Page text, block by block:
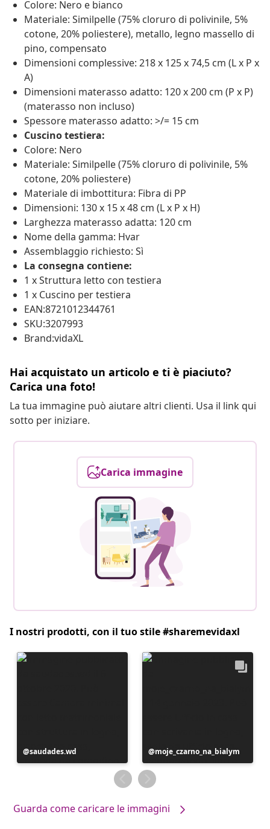
Colore: Nero e bianco
Materiale: Similpelle (75% cloruro di polivinile, 5%
cotone, 20% poliestere), metallo, legno massello di
pino, compensato
Dimensioni complessive: 218 x 125 x 74,5 cm (L x P x
A)
Dimensioni materasso adatto: 120 x 200 cm (P x P)
(materasso non incluso)
Spessore materasso adatto: >/= 15 cm
Cuscino testiera:
Colore: Nero
Materiale: Similpelle (75% cloruro di polivinile, 5%
cotone, 20% poliestere)
Materiale di imbottitura: Fibra di PP
Dimensioni: 130 x 15 x 48 cm (L x P x H)
Larghezza materasso adatta: 120 cm
Nome della gamma: Hvar
Assemblaggio richiesto: Sì
La consegna contiene:
1 x Struttura letto con testiera
1 x Cuscino per testiera
EAN:8721012344761
SKU:3207993
Brand:vidaXL
Hai acquistato un articolo e ti è piaciuto?
Carica una foto!
La tua immagine può aiutare altri clienti. Usa il link qui
sotto per iniziare.
Carica immagine
I nostri prodotti, con il tuo stile #sharemevidaxl
Post
pubblicato
saudades.wd
Post
pubblicato
da
moje_czarno_na_bialym
Guarda come caricare le immagini